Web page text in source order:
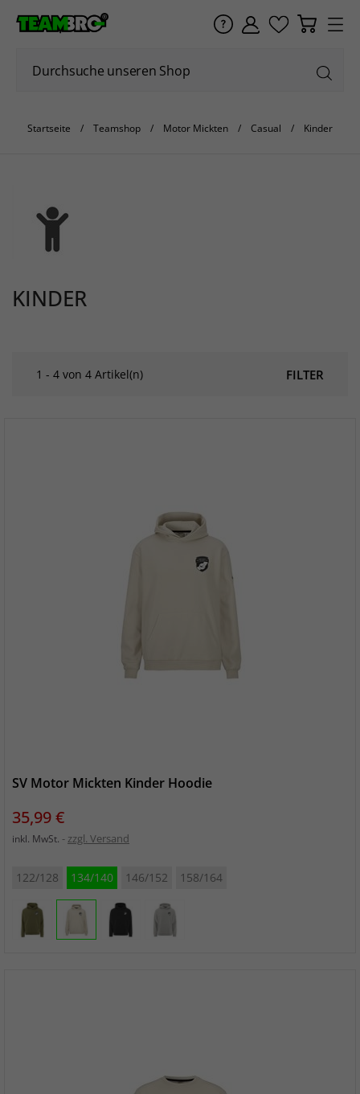
Startseite Teamshop Motor Mickten Casual Kinder
KINDER
FILTER
1 - 4 von 4 Artikel(n)
SV Motor Mickten Kinder Hoodie
Preis
35,99 €
inkl. MwSt. zzgl. Versand
122/128 134/140 146/152 158/164